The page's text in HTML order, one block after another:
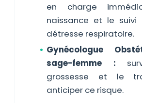
en charge
naissance et le
détresse respiratoire.
Gynécologue
sage-femme :
grossesse et le
anticiper ce risque.